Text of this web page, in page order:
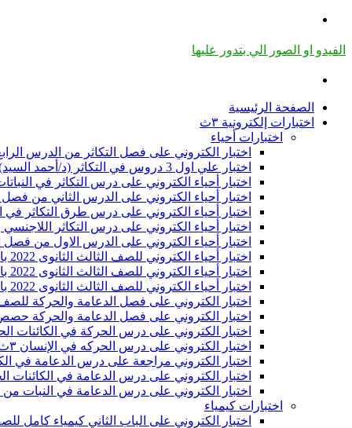
الفيدو او الصور الي بتدور عليها
الصفحة الرئيسية
اختبارات إلكترونية ٣ث
اختبارات أحياء
اختبار الكتروني على فصل التكاثر من الدرس
اختبار علي اول 3 دروس في التكاثر (د/أحمد السيد) تالته ثانوى بالنظام الجديد
اختبار أحياء الكتروني على درس التكاثر في
اختبار أحياء الكتروني على الدرس الثاني من فصل التكاثر للصف
اختبار أحياء الكتروني على درس طرق التكاثر في الكائنات
اختبار أحياء الكتروني على درس التكاثر اللاجنسي وتعاقب
اختبار أحياء الكتروني على الدرس الاول من فصل التكاثر للصف
اختبار أحياء الكتروني للصف الثالث الثانوى 2022 بالنظام الجديد على فصل الهرمونات كامل
اختبار أحياء الكتروني للصف الثالث الثانوى 2022 بالنظام الجديد على الدرس الأول هرمونات
اختبار أحياء الكتروني للصف الثالث الثانوى 2022 بالنظام الجديد من بداية فصل الهرمونات (الى نهاية الغدة النخامية )
اختبار الكتروني على فصل الدعامة والحركة للصف الثالث الثانوي 2022 من
اختبار الكتروني على فصل الدعامة والحركة حصص مصر
اختبار الكتروني على درس الحركة في الكائنات الحيه
اختبار الكتروني على درس الحركه في الإنسان ٣ث 2022 بالنظام الجديد
اختبار الكتروني مراجعة على درس الدعامة في
اختبار الكتروني على درس الدعامة في الكائنات الحيه ٣ث 2022 بالنظام
اختبار الكتروني على درس الدعامة في النبات من
اختبارات كيمياء
اختبار الكتروني على الباب الثاني كيمياء كامل للصف الثالث